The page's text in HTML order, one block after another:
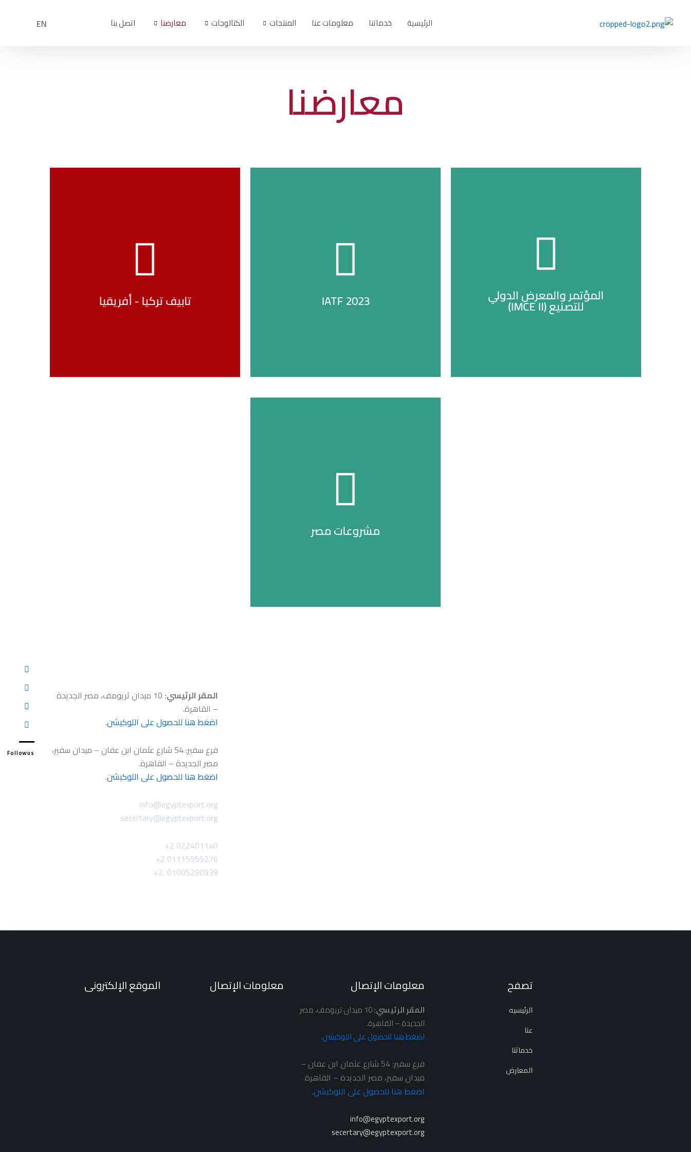
المحتوى
الرئيسية خدماتنا معلومات عنا المنتجات الكتالوجات معارضنا اتصل بنا EN
معارضنا
المؤتمر والمعرض الدولي
للتصنيع (IMCE II)
عرض الميديا
IATF 2023
عرض الميديا
تابيف تركيا - أفريقيا
معارضنا
مشروعات مصر
التفاصيل
المقر الرئيسي:
10 ميدان تريومف، مصر الجديدة
– القاهرة.
اضغط هنا للحصول على اللوكيشن.
فرع سفير: 54 شارع عثمان ابن عفان – ميدان سفير،
مصر الجديدة – القاهرة.
اضغط هنا للحصول على اللوكيشن.
info@egyptexport.org
secertary@egyptexport.org
022401140 2+
01115555276 2+
01005290939 2+
تصفح
الرئيسيه
عنا
خدماتنا
المعارض
معلومات الإتصال
المقر الرئيسي:
10 ميدان تريومف، مصر
الجديدة – القاهرة.
اضغط هنا للحصول على اللوكيشن.
فرع سفير: 54 شارع عثمان ابن عفان –
ميدان سفير، مصر الجديدة – القاهرة.
اضغط هنا للحصول على اللوكيشن.
info@egyptexport.org
secertary@egyptexport.org
معلومات الإتصال الموقع الإلكترونى
Followus